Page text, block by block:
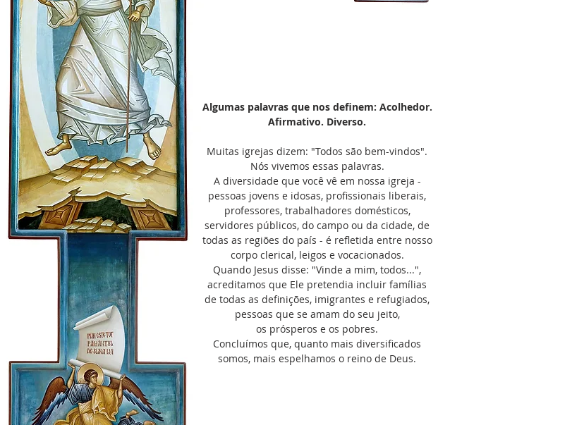
Algumas palavras que nos definem: Acolhedor.
Afirmativo. Diverso.
Muitas igrejas dizem: "Todos são bem-vindos".
Nós vivemos essas palavras.
A diversidade que você vê em nossa igreja -
pessoas jovens e idosas, profissionais liberais,
professores, trabalhadores domésticos,
servidores públicos, do campo ou da cidade, de
todas as regiões do país - é refletida entre nosso
corpo clerical, leigos e vocacionados.
Quando Jesus disse: "Vinde a mim, todos...",
acreditamos que Ele pretendia incluir famílias
de todas as definições, imigrantes e refugiados,
pessoas que se amam do seu jeito,
os prósperos e os pobres.
Concluímos que, quanto mais diversificados
somos, mais espelhamos o reino de Deus.